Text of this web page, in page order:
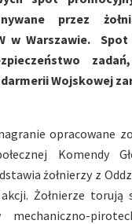
przez
w Warszawie.
Wojskowej
opracowane
Komendy
żołnierzy z
Żołnierze torują